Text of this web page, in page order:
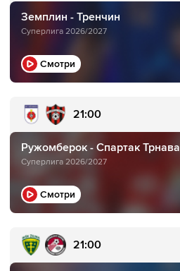
Земплин - Тренчин
Суперлига 2026/2027
Смотри
21:00
Ружомберок - Спартак Трнава
Суперлига 2026/2027
Смотри
21:00